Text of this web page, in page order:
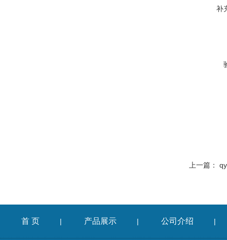
补
上一篇：
首 页 | 产品展示 | 公司介绍 |